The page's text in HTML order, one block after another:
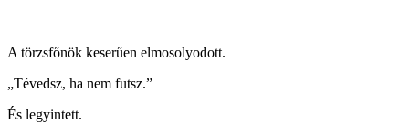
A törzsfőnök keserűen elmosolyodott.
„Tévedsz, ha nem futsz.”
És legyintett.